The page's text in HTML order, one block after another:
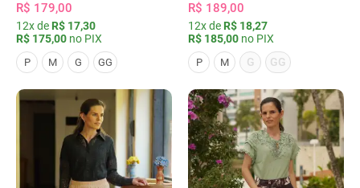
R$ 179,00
12x de R$ 17,30
R$ 175,00 no PIX
P M G GG
R$ 189,00
12x de R$ 18,27
R$ 185,00 no PIX
P M G GG